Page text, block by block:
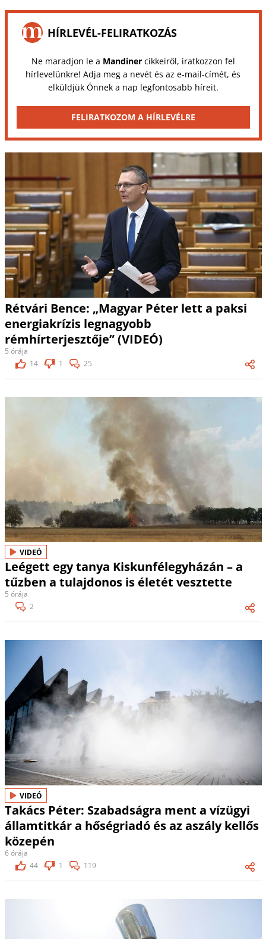
HÍRLEVÉL-FELIRATKOZÁS
Ne maradjon le a Mandinercikkeiről, iratkozzon fel
hírlevelünkre! Adja meg a nevét és az e-mail-címét, és
elküldjük Önnek a nap legfontosabb híreit.
FELIRATKOZOM A HÍRLEVÉLRE
Rétvári Bence: „Magyar Péter lett a paksi
energiakrízis legnagyobb
rémhírterjesztője” (VIDEÓ)
5 órája
14
1 25
VIDEÓ
Leégett egy tanya Kiskunfélegyházán – a
tűzben a tulajdonos is életét vesztette
5 órája
2
VIDEÓ
Takács Péter: Szabadságra ment a vízügyi
államtitkár a hőségriadó és az aszály kellős
közepén
6 órája
44
1 119